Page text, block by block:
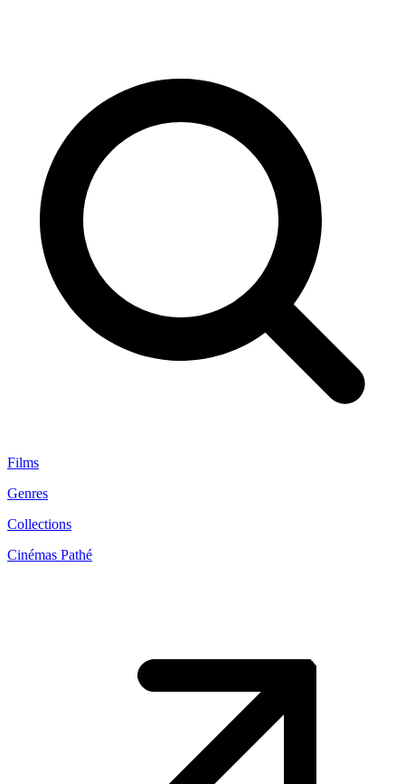
Films
Genres
Collections
Cinémas Pathé